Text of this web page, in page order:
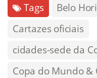
Tags Belo
Cartazes oficiais
cidades-sede da
Copa do Mundo &